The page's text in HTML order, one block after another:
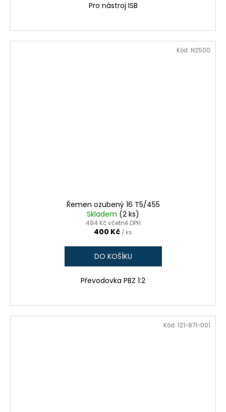
Pro nástroj ISB
Řemen ozubený 16 T5/455
Skladem (2 ks)
484 Kč včetně DPH
400 Kč / ks
DO KOŠÍKU
Převodovka PBZ 1:2
Kód: N2500
Kód: 121-871-001